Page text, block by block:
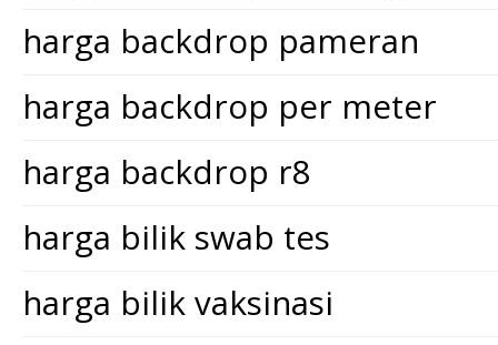
harga backdrop pameran
harga backdrop per meter
harga backdrop r8
harga bilik swab tes
harga bilik vaksinasi